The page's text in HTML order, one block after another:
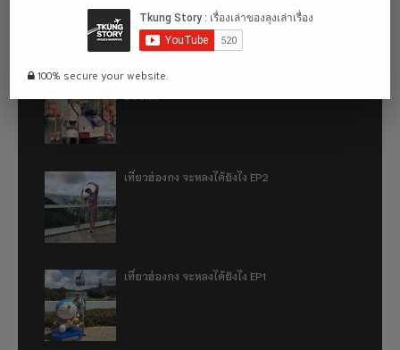
รีวิว 1 ปีกับการใช้รถไฟฟ้า ora good cat ultra
เที่ยวฮ่องกง จะหลงได้ยังไง EP2
เที่ยวฮ่องกง จะหลงได้ยังไง EP1
100% secure your website.